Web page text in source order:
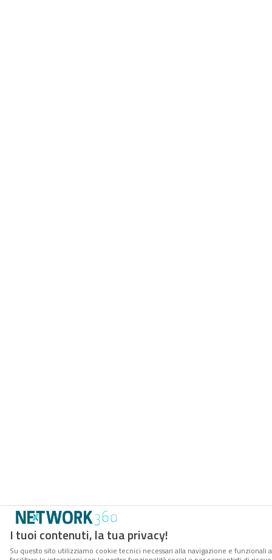
I tuoi contenuti, la tua privacy!
Su questo sito utilizziamo cookie tecnici necessari alla navigazione e